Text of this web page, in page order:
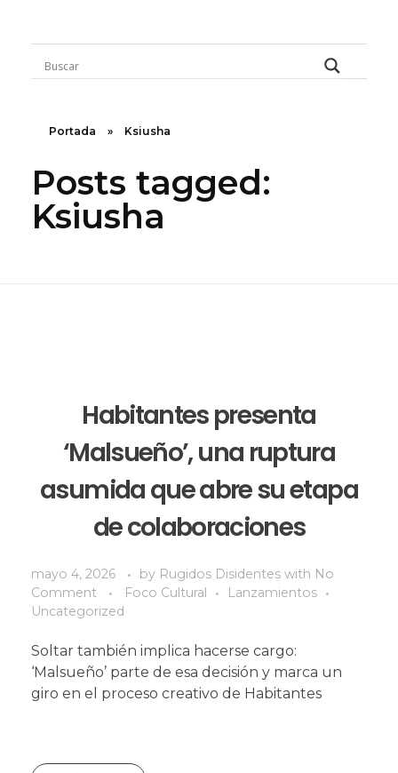
Rugidos Disidentes
Bogotá - Colombia | ISSN 2619-5569
Portada » Ksiusha
Posts tagged:
Ksiusha
Habitantes presenta
‘Malsueño’, una ruptura
asumida que abre su etapa
de colaboraciones
mayo 4, 2026 by Rugidos Disidentes with No
Comment
Foco Cultural
Lanzamientos
Uncategorized
Soltar también implica hacerse cargo:
‘Malsueño’ parte de esa decisión y marca un
giro en el proceso creativo de Habitantes